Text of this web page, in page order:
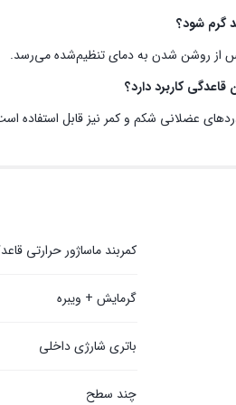
گرم شود؟
از روشن شدن به دمای تنظیم‌شده می‌رسد.
قاعدگی کاربرد دارد؟
عضلانی شکم و کمر نیز قابل استفاده
کمربند ماساژور حرارتی
گرمایش + ویبره
باتری شارژی داخلی
چند سطح